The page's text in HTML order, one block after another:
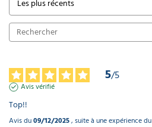
5/5
Avis vérifié
Top!!
Avis du09/12/2025, suite à une expérience du